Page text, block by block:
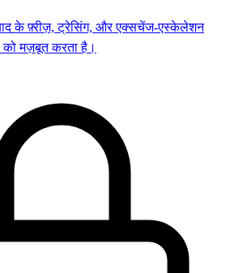
के फ़्रीज़, ट्रेसिंग, और एक्सचेंज-एस्केलेशन
को मज़बूत करता है।